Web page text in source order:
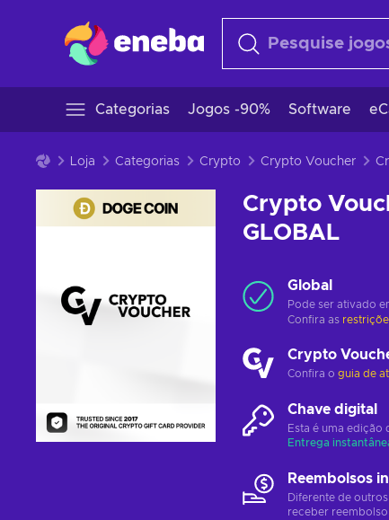
Categorias Jogos -90% Software
Loja Categorias Crypto Crypto Voucher
Crypto
GLOBAL
Global
Pode ser ativado
Confira as
Crypto
Confira o guia de
Chave digital
Esta é uma edição
Entrega
Reembolsos
Diferente de
receber